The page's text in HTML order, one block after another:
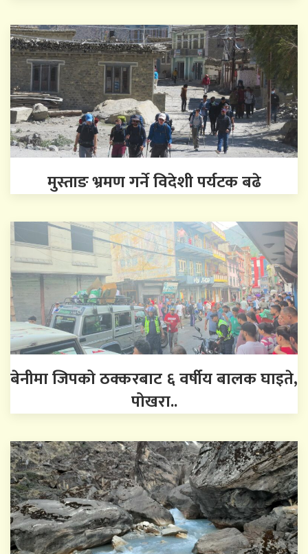
मुस्ताङ भ्रमण गर्ने विदेशी पर्यटक बढे
बेनीमा जिपको ठक्करबाट ६ वर्षीय बालक घाइते,
पोखरा..